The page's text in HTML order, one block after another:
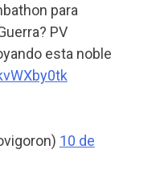
para
PV
esta noble
10 de